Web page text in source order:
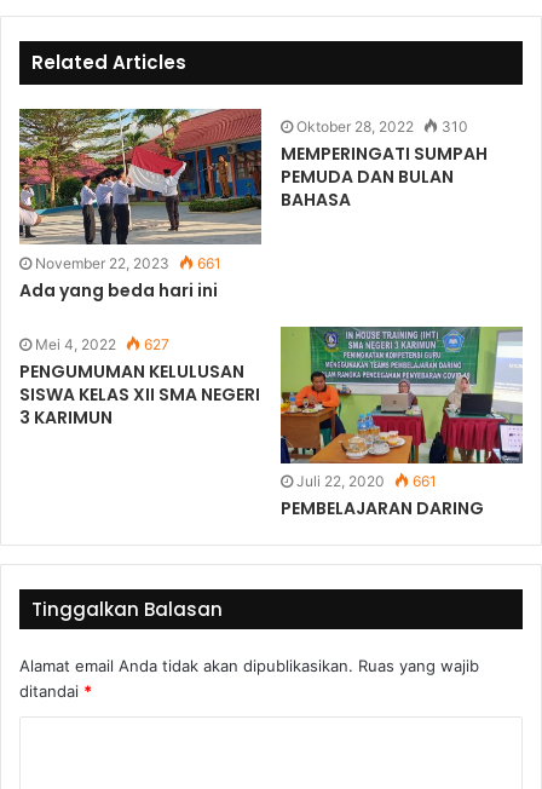
Related Articles
November 22, 2023 661
Ada yang beda hari ini
Oktober 28, 2022 310
MEMPERINGATI SUMPAH
PEMUDA DAN BULAN
BAHASA
Mei 4, 2022 627
PENGUMUMAN KELULUSAN
SISWA KELAS XII SMA NEGERI
3 KARIMUN
Juli 22, 2020 661
PEMBELAJARAN DARING
Tinggalkan Balasan
Alamat email Anda tidak akan dipublikasikan. Ruas yang wajib
ditandai *